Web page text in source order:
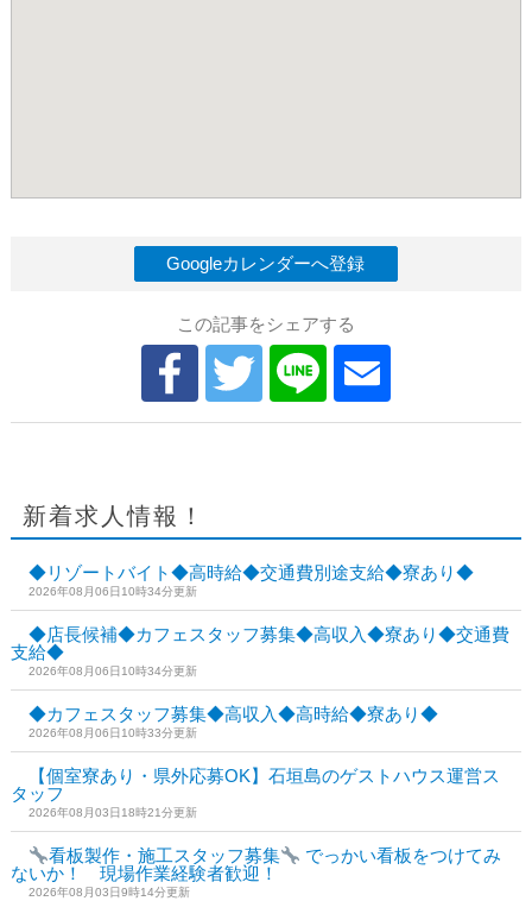
Googleカレンダーへ登録
この記事をシェアする
新着求人情報！
◆リゾートバイト◆高時給◆交通費別途支給◆寮あり◆
2026年08月06日10時34分更新
◆店長候補◆カフェスタッフ募集◆高収入◆寮あり◆交通費
支給◆
2026年08月06日10時34分更新
◆カフェスタッフ募集◆高収入◆高時給◆寮あり◆
2026年08月06日10時33分更新
【個室寮あり・県外応募OK】石垣島のゲストハウス運営ス
タッフ
2026年08月03日18時21分更新
看板製作・施工スタッフ募集
でっかい看板をつけてみ
ないか！ 現場作業経験者歓迎！
2026年08月03日9時14分更新